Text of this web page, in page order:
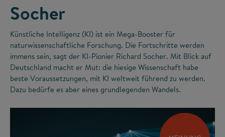
Socher
Künstliche Intelligenz (KI) ist ein Mega-Booster für
naturwissenschaftliche Forschung. Die Fortschritte werden
immens sein, sagt der KI-Pionier Richard Socher. Mit Blick auf
Deutschland macht er Mut: die hiesige Wissenschaft habe
beste Voraussetzungen, mit KI weltweit führend zu werden.
Dazu bedürfe es aber eines grundlegenden Wandels.